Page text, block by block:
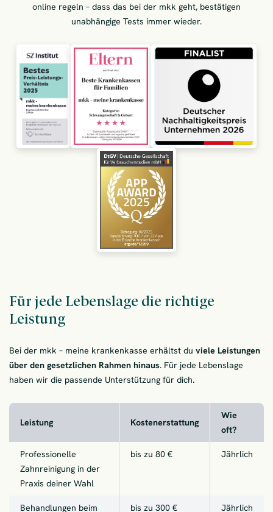
online regeln – dass das bei der mkk geht, bestätigen
unabhängige Tests immer wieder.
Für jede Lebenslage die richtige
Leistung
Bei der mkk – meine krankenkasse erhältst du viele Leistungen
über den gesetzlichen Rahmen hinaus. Für jede Lebenslage
haben wir die passende Unterstützung für dich.
Leistung Kostenerstattung
Wie
oft?
Professionelle
Zahnreinigung in der
Praxis deiner Wahl
bis zu 80 € Jährlich
Behandlungen beim bis zu 300 € Jährlich